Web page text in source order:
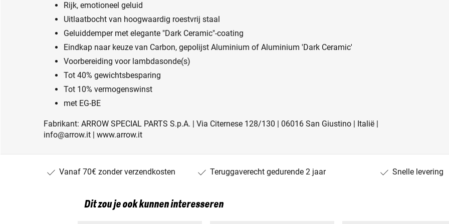
Rijk, emotioneel geluid
Uitlaatbocht van hoogwaardig roestvrij staal
Geluiddemper met elegante "Dark Ceramic"-coating
Eindkap naar keuze van Carbon, gepolijst Aluminium of Aluminium 'Dark Ceramic'
Voorbereiding voor lambdasonde(s)
Tot 40% gewichtsbesparing
Tot 10% vermogenswinst
met EG-BE
Fabrikant: ARROW SPECIAL PARTS S.p.A. | Via Citernese 128/130 | 06016 San Giustino | Italië |
info@arrow.it | www.arrow.it
Vanaf 70€ zonder verzendkosten Teruggaverecht gedurende 2 jaar Snelle levering
Dit zou je ook kunnen interesseren